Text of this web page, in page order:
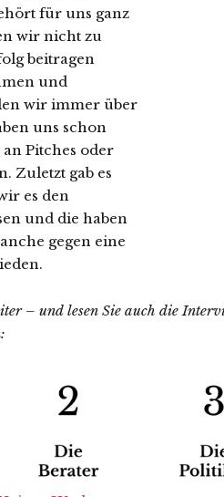
für uns ganz
wir nicht zu
beitragen
und
wir immer über
uns schon
Pitches oder
Zuletzt gab es
es den
und die haben
gegen eine
– und lesen Sie auch die